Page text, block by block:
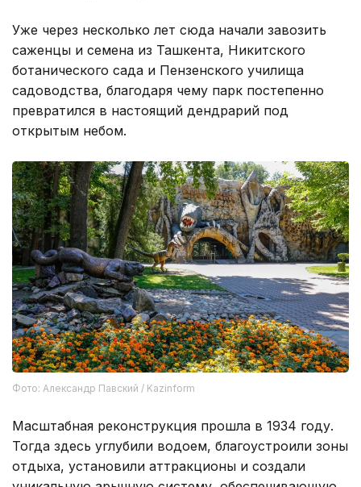
Уже через несколько лет сюда начали завозить
саженцы и семена из Ташкента, Никитского
ботанического сада и Пензенского училища
садоводства, благодаря чему парк постепенно
превратился в настоящий дендрарий под
открытым небом.
Фото: Александр Павский / Kazinform
Масштабная реконструкция прошла в 1934 году.
Тогда здесь углубили водоем, благоустроили зоны
отдыха, установили аттракционы и создали